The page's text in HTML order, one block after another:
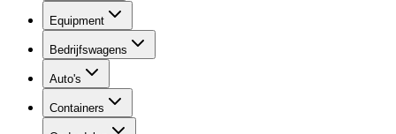
Equipment
Bedrijfswagens
Auto's
Containers